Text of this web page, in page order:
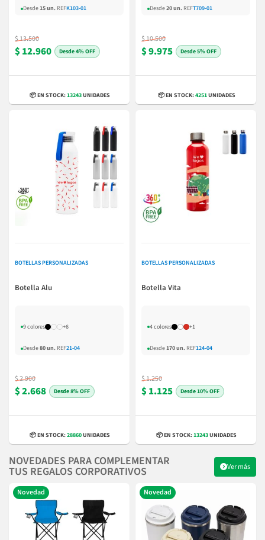
Desde15 un. REFK103-01
$ 13.500
$ 12.960 4% OFF
📦 EN STOCK:13243UNIDADES
Desde20 un. REFT709-01
$ 10.500
$ 9.975 5% OFF
📦 EN STOCK:4251UNIDADES
BOTELLAS PERSONALIZADAS
Botella Alu
9 colores +6
Desde80 un. REF21-04
$ 2.900
$ 2.668 8% OFF
📦 EN STOCK:28860UNIDADES
BOTELLAS PERSONALIZADAS
Botella Vita
4 colores +1
Desde170 un. REF124-04
$ 1.250
$ 1.125 10% OFF
📦 EN STOCK:13243UNIDADES
NOVEDADES PARA COMPLEMENTAR
TUS REGALOS CORPORATIVOS Ver más
Novedad Novedad